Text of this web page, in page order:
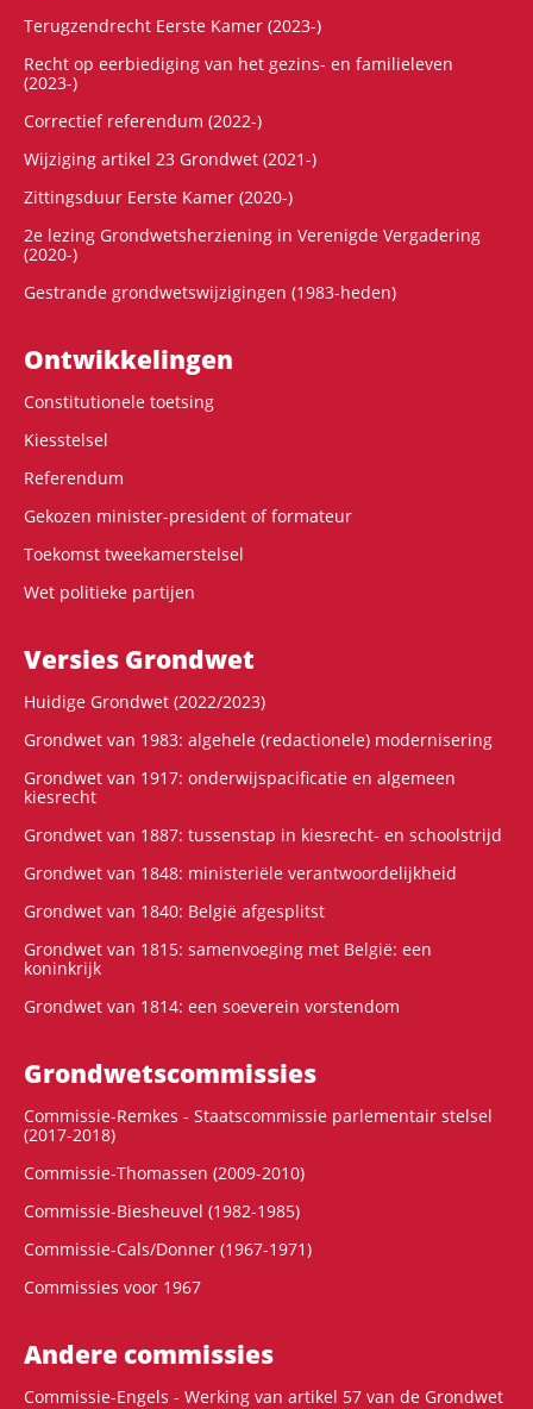
Terugzendrecht Eerste Kamer (2023-)
Recht op eerbiediging van het gezins- en familieleven
(2023-)
Correctief referendum (2022-)
Wijziging artikel 23 Grondwet (2021-)
Zittingsduur Eerste Kamer (2020-)
2e lezing Grondwetsherziening in Verenigde Vergadering
(2020-)
Gestrande grondwetswijzigingen (1983-heden)
Ontwikke­lingen
Constitutionele toetsing
Kiesstelsel
Referendum
Gekozen minister-president of formateur
Toekomst tweekamerstelsel
Wet politieke partijen
Versies Grondwet
Huidige Grondwet (2022/2023)
Grondwet van 1983: algehele (redactionele) modernisering
Grondwet van 1917: onderwijspacificatie en algemeen
kiesrecht
Grondwet van 1887: tussenstap in kiesrecht- en schoolstrijd
Grondwet van 1848: ministeriële verantwoordelijkheid
Grondwet van 1840: België afgesplitst
Grondwet van 1815: samenvoeging met België: een
koninkrijk
Grondwet van 1814: een soeverein vorstendom
Grondwets­commissies
Commissie-Remkes - Staatscommissie parlementair stelsel
(2017-2018)
Commissie-Thomassen (2009-2010)
Commissie-Biesheuvel (1982-1985)
Commissie-Cals/Donner (1967-1971)
Commissies voor 1967
Andere commissies
Commissie-Engels - Werking van artikel 57 van de Grondwet